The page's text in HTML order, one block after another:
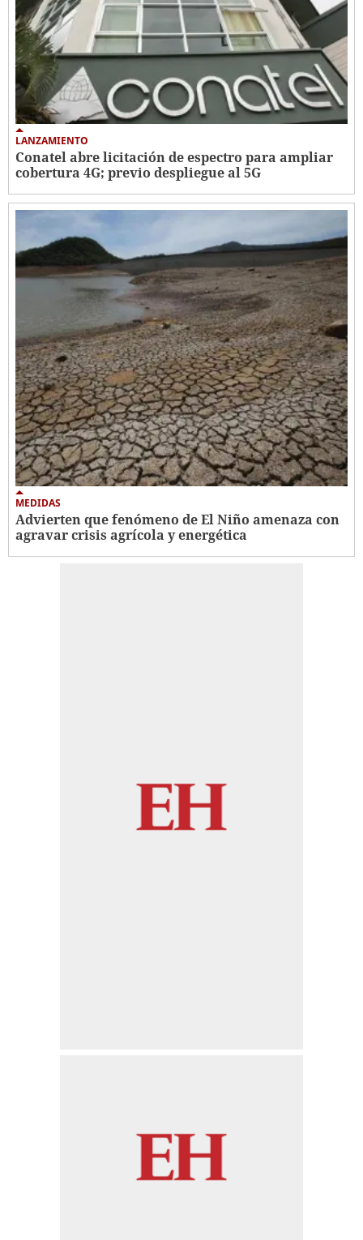
LANZAMIENTO
Conatel abre licitación de espectro para ampliar
cobertura 4G; previo despliegue al 5G
MEDIDAS
Advierten que fenómeno de El Niño amenaza con
agravar crisis agrícola y energética